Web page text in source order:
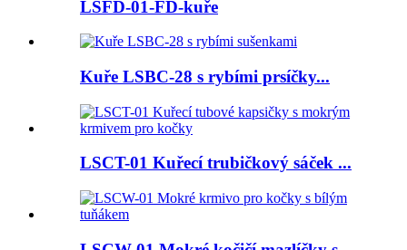
LSFD-01-FD-kuře
Kuře LSBC-28 s rybími prsíčky...
LSCT-01 Kuřecí trubičkový sáček ...